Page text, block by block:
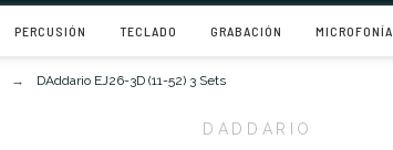
PERCUSIÓN TECLADO GRABACIÓN MICROFONÍA
DAddario EJ26-3D (11-52) 3 Sets
DADDARIO